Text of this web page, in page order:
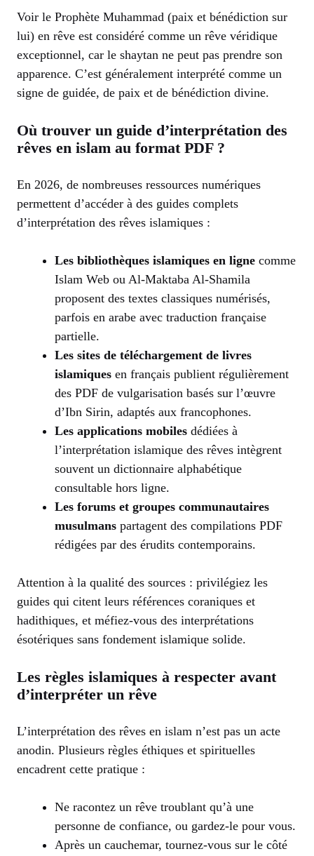
Voir le Prophète Muhammad (paix et bénédiction sur
lui) en rêve est considéré comme un rêve véridique
exceptionnel, car le shaytan ne peut pas prendre son
apparence. C’est généralement interprété comme un
signe de guidée, de paix et de bénédiction divine.
Où trouver un guide d’interprétation des
rêves en islam au format PDF ?
En 2026, de nombreuses ressources numériques
permettent d’accéder à des guides complets
d’interprétation des rêves islamiques :
Les bibliothèques islamiques en ligne comme
Islam Web ou Al-Maktaba Al-Shamila
proposent des textes classiques numérisés,
parfois en arabe avec traduction française
partielle.
Les sites de téléchargement de livres
islamiques en français publient régulièrement
des PDF de vulgarisation basés sur l’œuvre
d’Ibn Sirin, adaptés aux francophones.
Les applications mobiles dédiées à
l’interprétation islamique des rêves intègrent
souvent un dictionnaire alphabétique
consultable hors ligne.
Les forums et groupes communautaires
musulmans partagent des compilations PDF
rédigées par des érudits contemporains.
Attention à la qualité des sources : privilégiez les
guides qui citent leurs références coraniques et
hadithiques, et méfiez-vous des interprétations
ésotériques sans fondement islamique solide.
Les règles islamiques à respecter avant
d’interpréter un rêve
L’interprétation des rêves en islam n’est pas un acte
anodin. Plusieurs règles éthiques et spirituelles
encadrent cette pratique :
Ne racontez un rêve troublant qu’à une
personne de confiance, ou gardez-le pour vous.
Après un cauchemar, tournez-vous sur le côté